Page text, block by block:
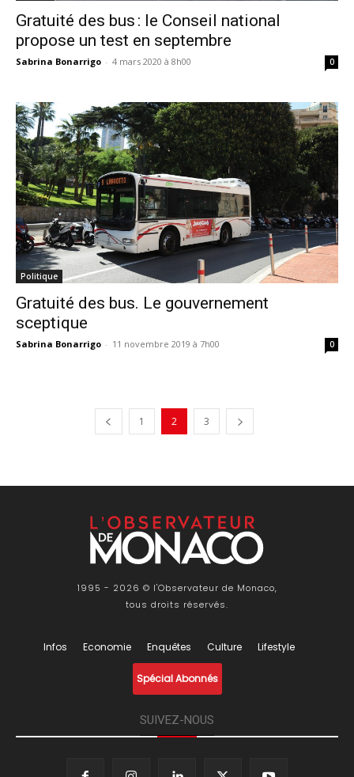
Gratuité des bus : le Conseil national
propose un test en septembre
Sabrina Bonarrigo - 4 mars 2020 à 8h00 0
Politique
Gratuité des bus. Le gouvernement
sceptique
Sabrina Bonarrigo - 11 novembre 2019 à 7h00 0
1 2 3
1995 - 2026 © l'Observateur de Monaco,
tous droits réservés.
Infos Economie Enquêtes Culture Lifestyle
Spécial Abonnés
SUIVEZ-NOUS